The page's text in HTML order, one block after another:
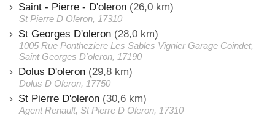
Saint - Pierre - D'oleron (26,0 km)
St Pierre D Oleron, 17310
St Georges D'oleron (28,0 km)
1005 Rue Pontheziere Les Sables Vignier Garage Coindet,
Saint Georges D'oleron, 17190
Dolus D'oleron (29,8 km)
Dolus D Oleron, 17750
St Pierre D'oleron (30,6 km)
Agent Renault, St Pierre D Oleron, 17310